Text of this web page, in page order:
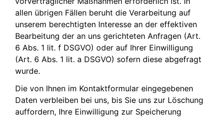
allen übrigen Fällen beruht die Verarbeitung auf
unserem berechtigten Interesse an der effektiven
Bearbeitung der an uns gerichteten Anfragen (Art.
6 Abs. 1 lit. f DSGVO) oder auf Ihrer Einwilligung
(Art. 6 Abs. 1 lit. a DSGVO) sofern diese abgefragt
wurde.
Die von Ihnen im Kontaktformular eingegebenen
Daten verbleiben bei uns, bis Sie uns zur Löschung
auffordern, Ihre Einwilligung zur Speicherung